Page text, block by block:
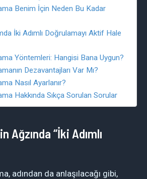
Benim İçin Neden Bu Kadar
İki Adımlı Doğrulamayı Aktif Hale
Yöntemleri: Hangisi Bana Uygun?
Dezavantajları Var Mı?
Nasıl Ayarlanır?
Hakkında Sıkça Sorulan Sorular
Ağzında “İki Adımlı
adından da anlaşılacağı gibi,